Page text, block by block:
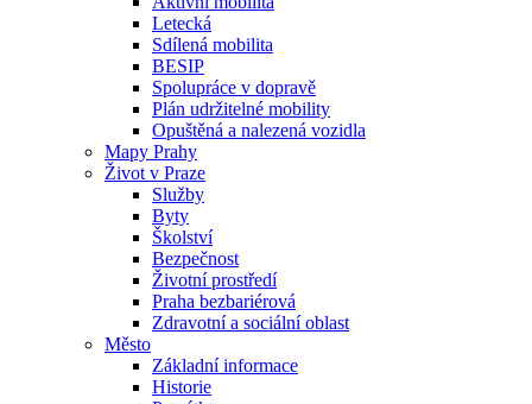
Letecká
Sdílená mobilita
BESIP
Spolupráce v dopravě
Plán udržitelné mobility
Opuštěná a nalezená vozidla
Mapy Prahy
Život v Praze
Služby
Byty
Školství
Bezpečnost
Životní prostředí
Praha bezbariérová
Zdravotní a sociální oblast
Město
Základní informace
Historie